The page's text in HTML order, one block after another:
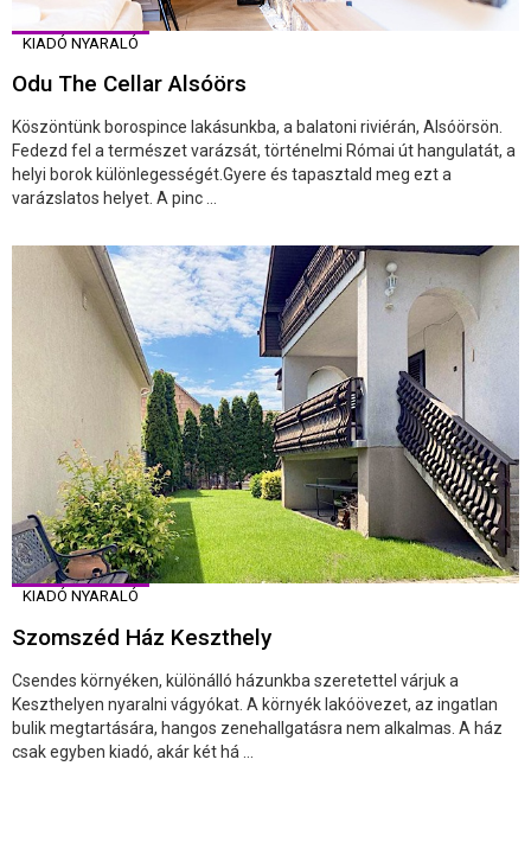
KIADÓ NYARALÓ
Odu The Cellar Alsóörs
Köszöntünk borospince lakásunkba, a balatoni riviérán, Alsóörsön.
Fedezd fel a természet varázsát, történelmi Római út hangulatát, a
helyi borok különlegességét.Gyere és tapasztald meg ezt a
varázslatos helyet. A pinc ...
KIADÓ NYARALÓ
Szomszéd Ház Keszthely
Csendes környéken, különálló házunkba szeretettel várjuk a
Keszthelyen nyaralni vágyókat. A környék lakóövezet, az ingatlan
bulik megtartására, hangos zenehallgatásra nem alkalmas. A ház
csak egyben kiadó, akár két há ...